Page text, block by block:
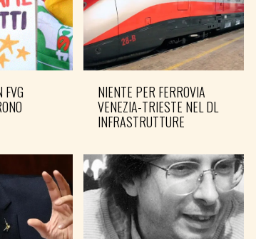
FVG
NIENTE PER FERROVIA
VENEZIA-TRIESTE NEL DL
INFRASTRUTTURE